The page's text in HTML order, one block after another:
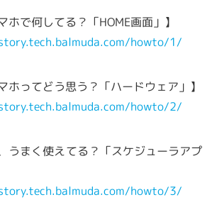
ホで何してる？「HOME画面」】
howto/1/
ホってどう思う？「ハードウェア」】
howto/2/
うまく使えてる？「スケジューラアプ
howto/3/